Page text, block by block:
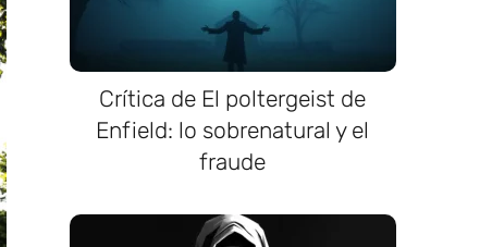
Crítica de El poltergeist de
Enfield: lo sobrenatural y el
fraude